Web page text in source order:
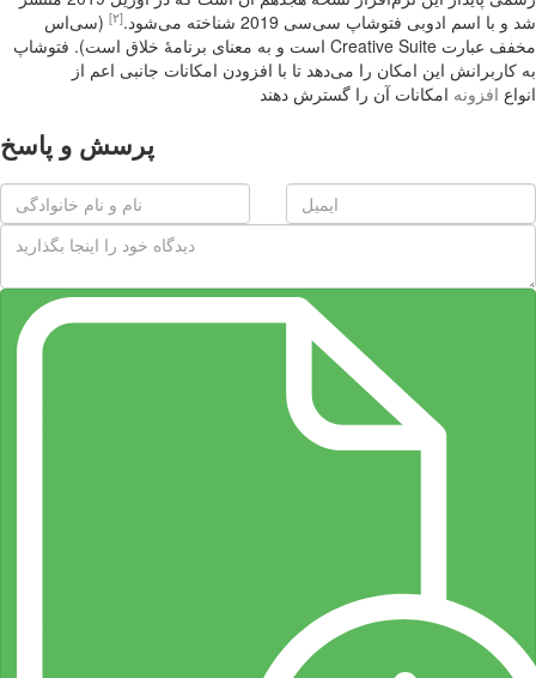
شد و با اسم ادوبی فتوشاپ سی‌سی 2019 شناخته می‌شود.
[۲]
(سی‌اس
مخفف عبارت Creative Suite است و به معنای برنامهٔ خلاق است). فتوشاپ
به کاربرانش این امکان را می‌دهد تا با افزودن امکانات جانبی اعم از
انواع افزونه امکانات آن را گسترش دهند
پرسش و پاسخ